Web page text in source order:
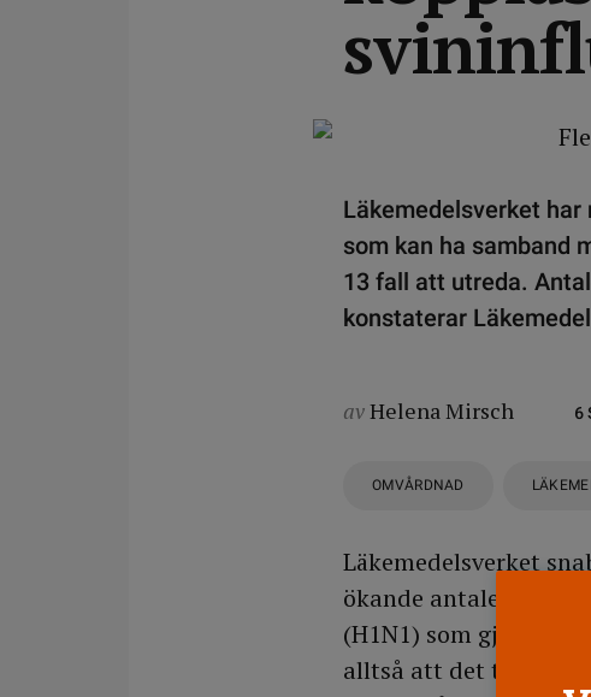
Läkemedelsverket
som kan ha samband
13 fall att utreda.
konstaterar
avHelena Mirsch 6
OMVÅRDNAD
Läkemedelsverket
ökande antalet fall av
(H1N1) som gjordes i
alltså att det totala